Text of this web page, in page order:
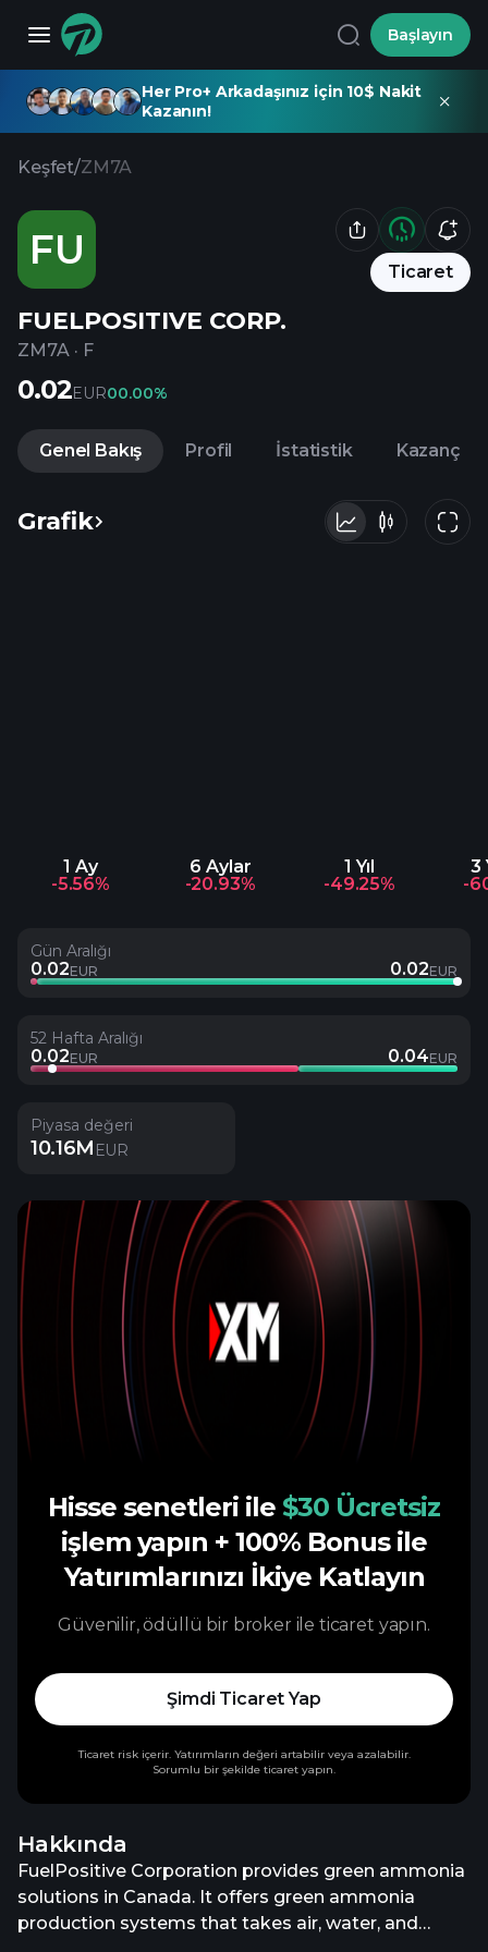
Başlayın
Her Pro+ Arkadaşınız için 10$ Nakit
Kazanın!
Keşfet/ZM7A
FU Ticaret
FUELPOSITIVE CORP.
ZM7A · F
0.02EUR00.00%
Genel Bakış Profil İstatistik Kazanç
Grafik
1 Ay
-5.56%
6 Aylar
-20.93%
1 Yıl
-49.25%
3
-
Gün Aralığı
0.02EUR 0.02EUR
52 Hafta Aralığı
0.02EUR 0.04EUR
Piyasa değeri
10.16M EUR
Hakkında
FuelPositive Corporation provides green ammonia
solutions in Canada. It offers green ammonia
production systems that takes air, water, and
Hisse senetleri ile $30 Ücretsiz
işlem yapın + 100% Bonus ile
Yatırımlarınızı İkiye Katlayın
Güvenilir, ödüllü bir broker ile ticaret yapın.
Şimdi Ticaret Yap
Ticaret risk içerir. Yatırımların değeri artabilir veya azalabilir.
Sorumlu bir şekilde ticaret yapın.